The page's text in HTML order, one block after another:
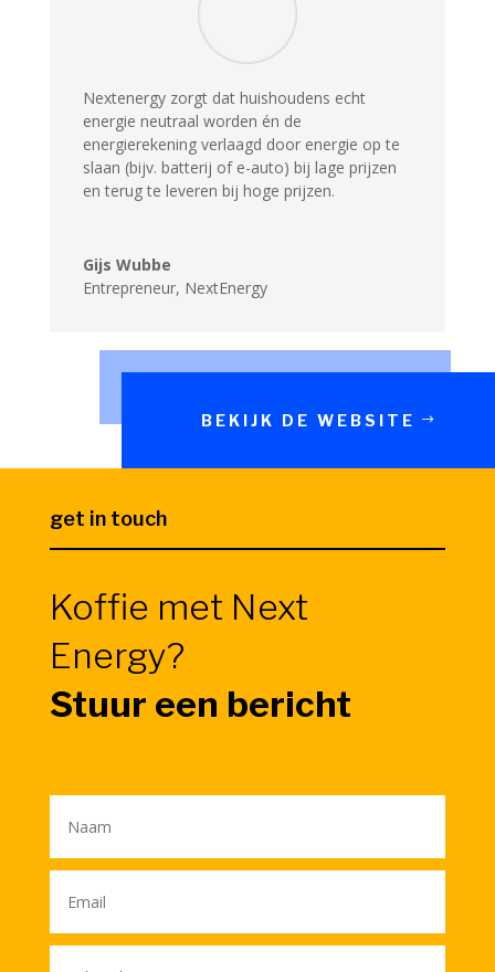
Nextenergy zorgt dat huishoudens echt
energie neutraal worden én de
energierekening verlaagd door energie op te
slaan (bijv. batterij of e-auto) bij lage prijzen
en terug te leveren bij hoge prijzen.
Gijs Wubbe
Entrepreneur, NextEnergy
BEKIJK DE WEBSITE
get in touch
Koffie met Next
Energy?
Stuur een bericht